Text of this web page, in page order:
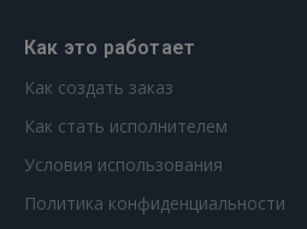
Как это работает
Как создать заказ
Как стать исполнителем
Условия использования
Политика конфиденциальности